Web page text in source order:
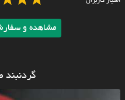
مشاهده و
گردنبند